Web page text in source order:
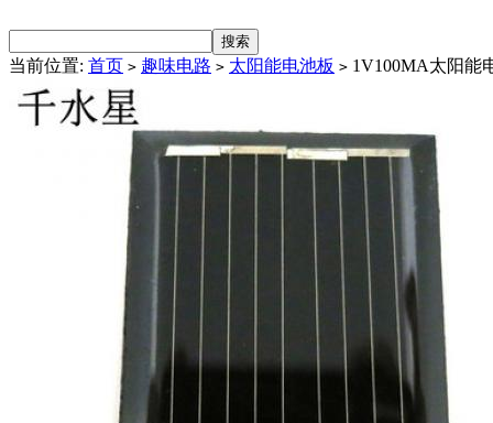
当前位置: 首页 > 趣味电路 > 太阳能电池板 > 1V100MA太阳能